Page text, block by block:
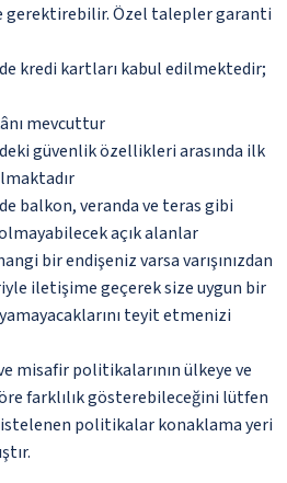
gerektirebilir. Özel talepler garanti
kredi kartları kabul edilmektedir;
mevcuttur
güvenlik özellikleri arasında ilk
balkon, veranda ve teras gibi
açık alanlar
bir endişeniz varsa varışınızdan
iletişime geçerek size uygun bir
teyit etmenizi
misafir politikalarının ülkeye ve
farklılık gösterebileceğini lütfen
politikalar konaklama yeri